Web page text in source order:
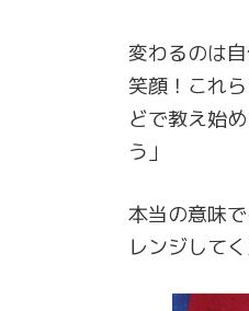
変わるのは
笑顔！これ
どで教え始
う」
本当の意味
レンジして